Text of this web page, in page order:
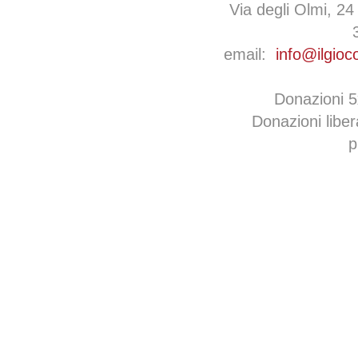
Via degli Olmi,
email:
Donazioni
Donazioni